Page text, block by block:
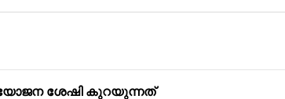
ശേഷി കുറയുന്നത്